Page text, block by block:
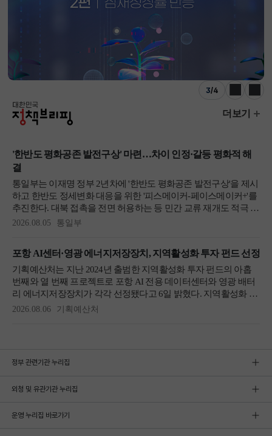
3/4
이전 다음
정부 관련기관 누리집
외청 및 유관기관 누리집
운영 누리집 바로가기